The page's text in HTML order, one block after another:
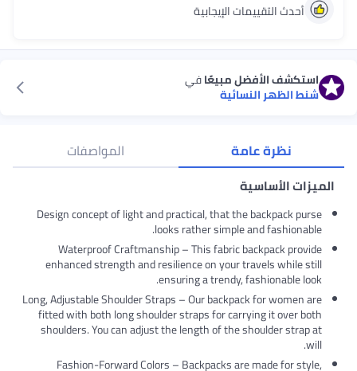
أحدث التقييمات الإيجابية
استكشف الأفضل مبيعًافي
شنط الظهر النسائية
نظرة عامة المواصفات
الميزات الأساسية
Design concept of light and practical, that the backpack purse
looks rather simple and fashionable.
Waterproof Craftmanship – This fabric backpack provide
enhanced strength and resilience on your travels while still
ensuring a trendy, fashionable look.
Long, Adjustable Shoulder Straps – Our backpack for women are
fitted with both long shoulder straps for carrying it over both
shoulders. You can adjust the length of the shoulder strap at
will.
Fashion-Forward Colors – Backpacks are made for style,